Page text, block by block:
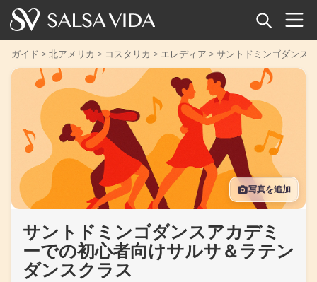
ホーム
イベント
ニュース
記事
動画
サルサ用語集
ショップ
ガイド > 北アメリカ > コスタリカ > エレディア > サントドミンゴダンス
写真を追加
サントドミンゴダンスアカデミ
ーでの初心者向けサルサ＆ラテン
ダンスクラス